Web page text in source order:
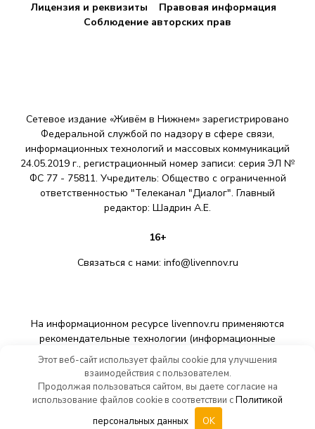
Лицензия и реквизиты
Правовая информация
Соблюдение авторских прав
Сетевое издание «Живём в Нижнем» зарегистрировано
Федеральной службой по надзору в сфере связи,
информационных технологий и массовых коммуникаций
24.05.2019 г., регистрационный номер записи: серия ЭЛ №
ФС 77 - 75811. Учредитель: Общество с ограниченной
ответственностью "Телеканал "Диалог". Главный
редактор: Шадрин A.E.
16+
Связаться с нами: info@livennov.ru
На информационном ресурсе livennov.ru применяются
рекомендательные технологии (информационные
технологии предоставления информации на основе сбора,
систематизации и анализа сведений, относящихся к
предпочтениям пользователей сети «Интернет»,
находящихся на территории Российской Федерации).
Этот веб-сайт использует файлы cookie для улучшения
взаимодействия с пользователем.
Продолжая пользоваться сайтом, вы даете согласие на
использование файлов cookie в соответствии сПолитикой
персональных данных
OK